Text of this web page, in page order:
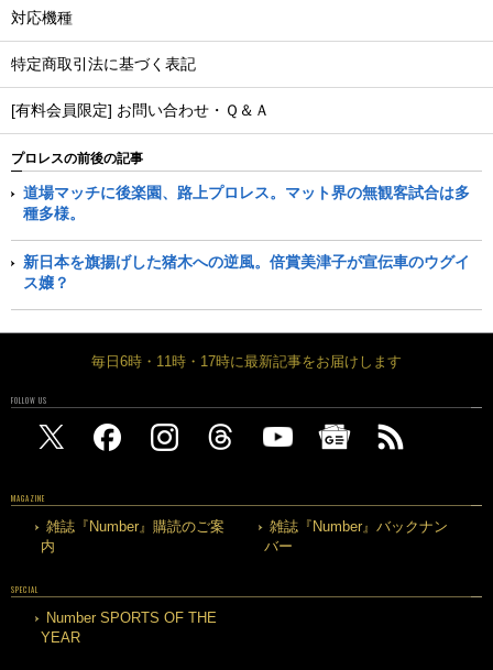
対応機種
特定商取引法に基づく表記
[有料会員限定] お問い合わせ・Ｑ＆Ａ
プロレスの前後の記事
道場マッチに後楽園、路上プロレス。マット界の無観客試合は多
種多様。
新日本を旗揚げした猪木への逆風。倍賞美津子が宣伝車のウグイ
ス嬢？
毎日6時・11時・17時に最新記事をお届けします
FOLLOW US
MAGAZINE
雑誌『Number』購読のご案
内
雑誌『Number』バックナン
バー
SPECIAL
Number SPORTS OF THE
YEAR